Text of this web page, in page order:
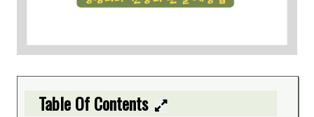
Table Of Contents